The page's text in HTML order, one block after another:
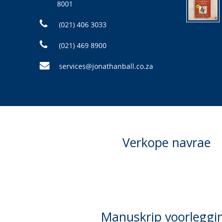
8001
(021) 406 3033
(021) 469 8900
services@jonathanball.co.za
Verkope navrae
Manuskrip